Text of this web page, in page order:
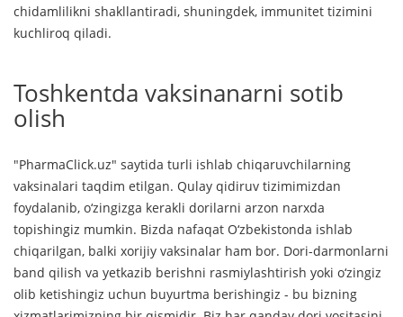
chidamlilikni shakllantiradi, shuningdek, immunitet tizimini
kuchliroq qiladi.
Toshkentda vaksinanarni sotib
olish
"PharmaClick.uz" saytida turli ishlab chiqaruvchilarning
vaksinalari taqdim etilgan. Qulay qidiruv tizimimizdan
foydalanib, o‘zingizga kerakli dorilarni arzon narxda
topishingiz mumkin. Bizda nafaqat O‘zbekistonda ishlab
chiqarilgan, balki xorijiy vaksinalar ham bor. Dori-darmonlarni
band qilish va yetkazib berishni rasmiylashtirish yoki o‘zingiz
olib ketishingiz uchun buyurtma berishingiz - bu bizning